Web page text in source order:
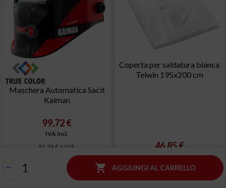
 AGGIUNGI AL CARRELLO
Maschera Automatica Sacit
Kaiman
99,72 €
IVA incl.
81,74 € + IVA
AGGIUNGI AL CARRELLO
Coperta per saldatura bianca
Telwin 195x200 cm
46,85 €
IVA incl.
38,40 € + IVA